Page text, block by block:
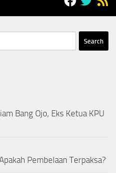
Bang Ojo, Eks Ketua KPU
Pembelaan Terpaksa?